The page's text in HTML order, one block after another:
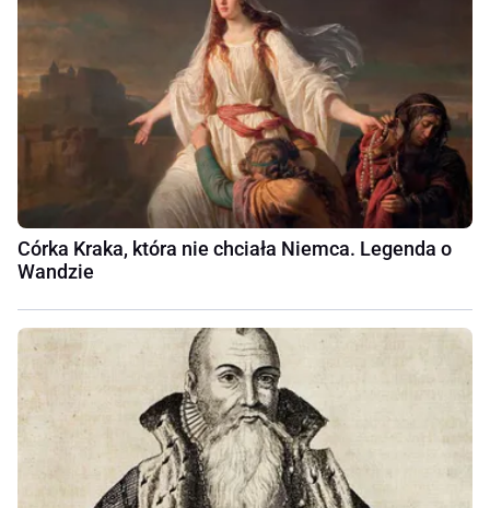
Córka Kraka, która nie chciała Niemca. Legenda o
Wandzie